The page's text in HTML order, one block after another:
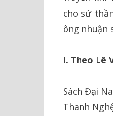
cho sứ
ông nhuận
I. Theo Lê
Sách Đại
Thanh